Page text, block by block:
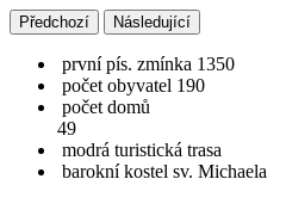
Předchozí Následující
první pís. zmínka 1350
počet obyvatel 190
počet domů
49
modrá turistická trasa
barokní kostel sv. Michaela